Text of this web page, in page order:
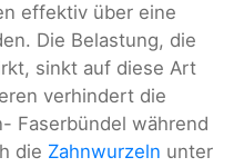
effektiv über eine
Die Belastung, die
sinkt auf diese Art
verhindert die
Faserbündel während
die Zahnwurzeln unter